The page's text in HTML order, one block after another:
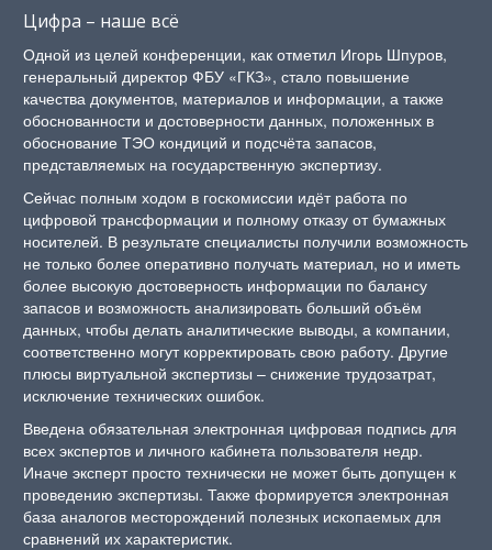
Цифра – наше всё
Одной из целей конференции, как отметил Игорь Шпуров,
генеральный директор ФБУ «ГКЗ», стало повышение
качества документов, материалов и информации, а также
обоснованности и достоверности данных, положенных в
обоснование ТЭО кондиций и подсчёта запасов,
представляемых на государственную экспертизу.
Сейчас полным ходом в госкомиссии идёт работа по
цифровой трансформации и полному отказу от бумажных
носителей. В результате специалисты получили возможность
не только более оперативно получать материал, но и иметь
более высокую достоверность информации по балансу
запасов и возможность анализировать больший объём
данных, чтобы делать аналитические выводы, а компании,
соответственно могут корректировать свою работу. Другие
плюсы виртуальной экспертизы – снижение трудозатрат,
исключение технических ошибок.
Введена обязательная электронная цифровая подпись для
всех экспертов и личного кабинета пользователя недр.
Иначе эксперт просто технически не может быть допущен к
проведению экспертизы. Также формируется электронная
база аналогов месторождений полезных ископаемых для
сравнений их характеристик.